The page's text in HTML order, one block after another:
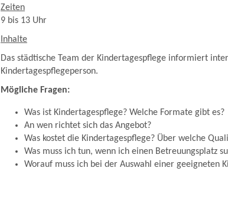
Zeiten
9 bis 13 Uhr
Inhalte
Das städtische Team der Kindertagespflege informiert
Kindertagespflegeperson.
Mögliche Fragen:
Was ist Kindertagespflege? Welche Formate gibt es?
An wen richtet sich das Angebot?
Was kostet die Kindertagespflege? Über welche
Was muss ich tun, wenn ich einen Betreuungsplatz
Worauf muss ich bei der Auswahl einer geeigneten